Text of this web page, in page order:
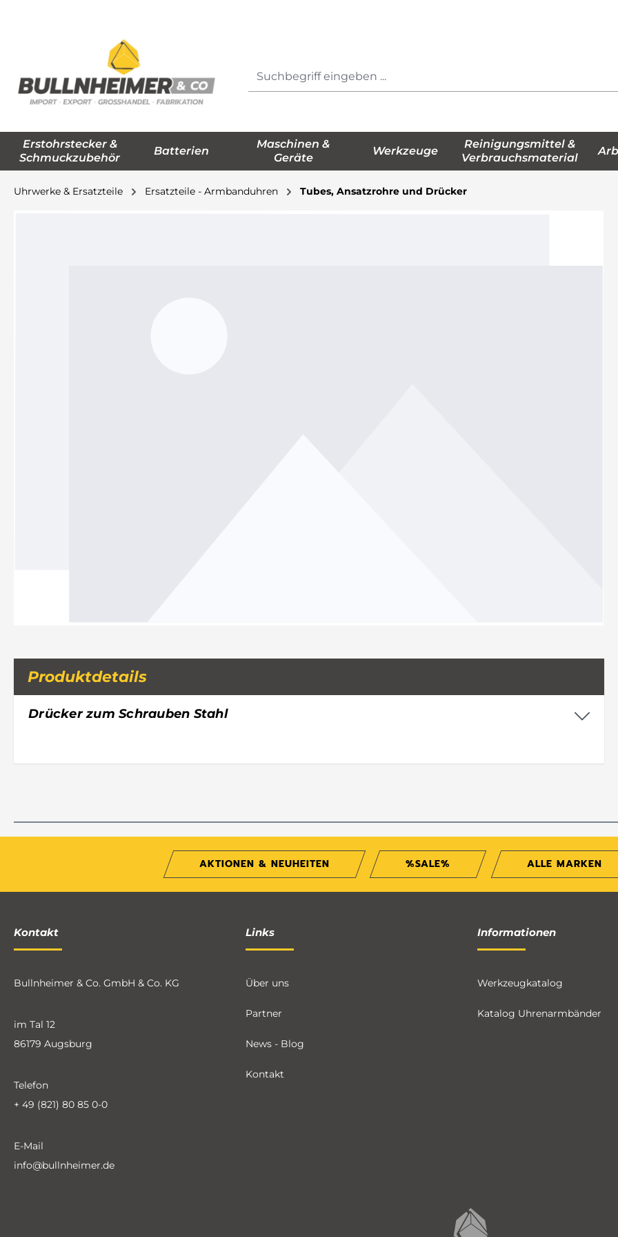
Erstohrstecker &
Schmuckzubehör
Batterien
Maschinen &
Geräte
Werkzeuge
Reinigungsmittel &
Verbrauchsmaterial
Uhrwerke & Ersatzteile Ersatzteile - Armbanduhren Tubes, Ansatzrohre und Drücker
Produktdetails
Drücker zum Schrauben Stahl
AKTIONEN & NEUHEITEN %SALE% ALLE MARKEN
Kontakt
Bullnheimer & Co. GmbH & Co. KG
im Tal 12
86179 Augsburg
Telefon
+ 49 (821) 80 85 0-0
E-Mail
info@bullnheimer.de
Links
Über uns
Partner
News - Blog
Kontakt
Informationen
Werkzeugkatalog
Katalog Uhrenarmbänder